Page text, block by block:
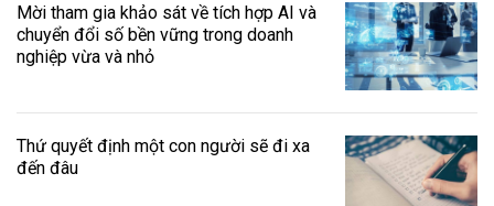
Mời tham gia khảo sát về tích hợp AI và
chuyển đổi số bền vững trong doanh
nghiệp vừa và nhỏ
Thứ quyết định một con người sẽ đi xa
đến đâu